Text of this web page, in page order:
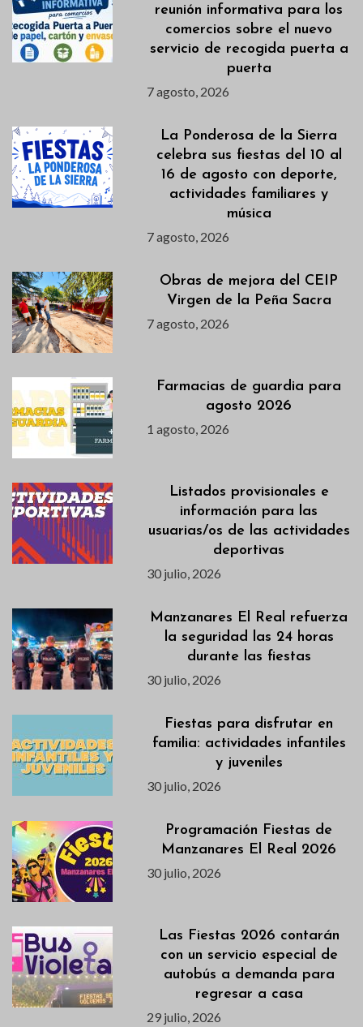
reunión informativa para los
comercios sobre el nuevo
servicio de recogida puerta a
puerta
7 agosto, 2026
La Ponderosa de la Sierra
celebra sus fiestas del 10 al
16 de agosto con deporte,
actividades familiares y
música
7 agosto, 2026
Obras de mejora del CEIP
Virgen de la Peña Sacra
7 agosto, 2026
Farmacias de guardia para
agosto 2026
1 agosto, 2026
Listados provisionales e
información para las
usuarias/os de las actividades
deportivas
30 julio, 2026
Manzanares El Real refuerza
la seguridad las 24 horas
durante las fiestas
30 julio, 2026
Fiestas para disfrutar en
familia: actividades infantiles
y juveniles
30 julio, 2026
Programación Fiestas de
Manzanares El Real 2026
30 julio, 2026
Las Fiestas 2026 contarán
con un servicio especial de
autobús a demanda para
regresar a casa
29 julio, 2026